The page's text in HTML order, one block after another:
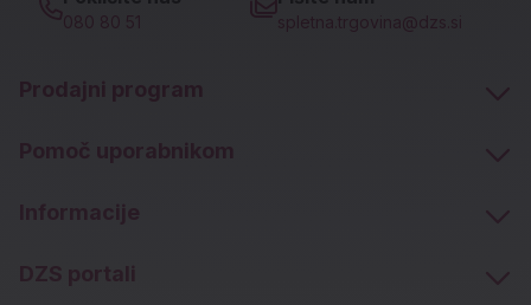
080 80 51 spletna.trgovina@dzs.si
Prodajni program
Pomoč uporabnikom
Informacije
DZS portali